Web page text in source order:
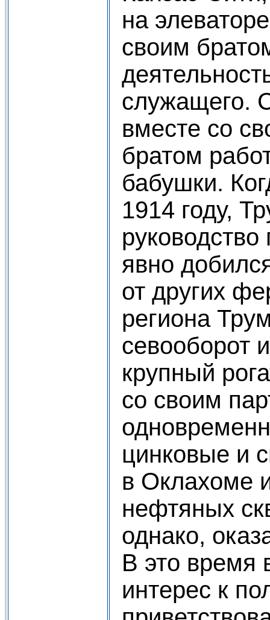
на
своим
служащего.
вместе со
братом
бабушки.
1914 году,
явно
от других
региона
севооборот
крупный
со своим
цинковые и
в Оклахоме
нефтяных
однако,
В это время
интерес к